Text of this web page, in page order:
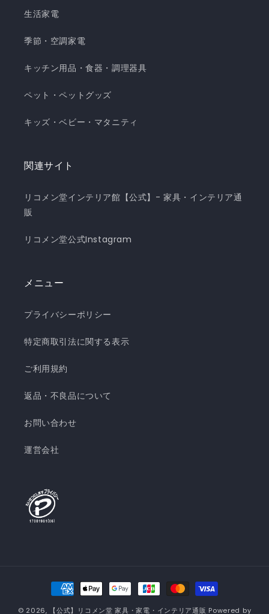
生活家電
季節・空調家電
キッチン用品・食器・調理器具
ペット・ペットグッズ
キッズ・ベビー・マタニティ
関連サイト
リコメン堂インテリア館【公式】- 家具・インテリア通
販
リコメン堂公式Instagram
メニュー
プライバシーポリシー
特定商取引法に関する表示
ご利用規約
返品・不良品について
お問い合わせ
運営会社
決
済
© 2026, 【公式】リコメン堂 家具・家電・インテリア通販 Powered by